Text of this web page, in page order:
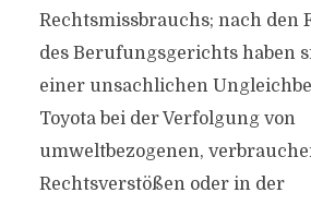
Rechtsmissbrauchs; nach den
des Berufungsgerichts haben
einer unsachlichen
Toyota bei der Verfolgung von
umweltbezogenen,
Rechtsverstößen oder in der